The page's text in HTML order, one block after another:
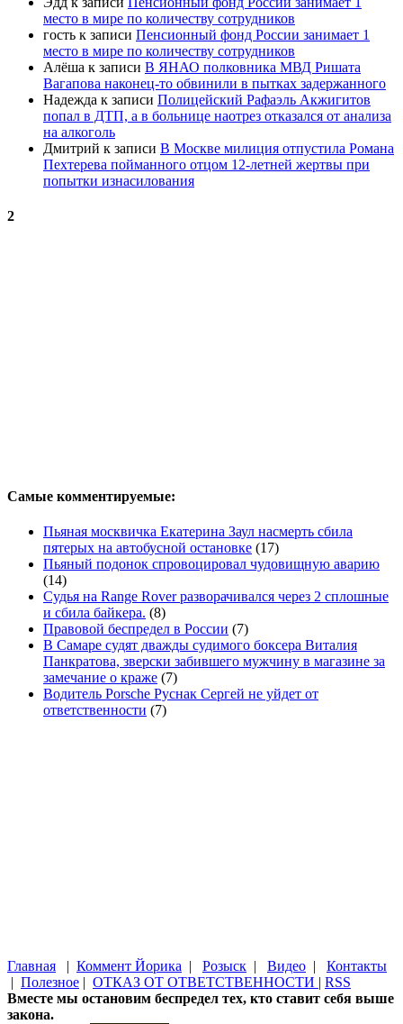
место в мире по количеству сотрудников
гость к записи Пенсионный фонд России занимает 1
место в мире по количеству сотрудников
Алёша к записи В ЯНАО полковника МВД Ришата
Вагапова наконец-то обвинили в пытках задержанного
Надежда к записи Полицейский Рафаэль Акжигитов
попал в ДТП, а в больнице наотрез отказался от анализа
на алкоголь
Дмитрий к записи В Москве милиция отпустила Романа
Пехтерева пойманного отцом 12-летней жертвы при
попытки изнасилования
2
Самые комментируемые:
Пьяная москвичка Екатерина Заул насмерть сбила
пятерых на автобусной остановке (17)
Пьяный подонок спровоцировал чудовищную аварию
(14)
Судья на Range Rover разворачивался через 2 сплошные
и сбила байкера. (8)
Правовой беспредел в России (7)
В Самаре судят дважды судимого боксера Виталия
Панкратова, зверски забившего мужчину в магазине за
замечание о краже (7)
Водитель Porsche Руснак Сергей не уйдет от
ответственности (7)
Главная | Коммент Йорика | Розыск | Видео | Контакты
| Полезное | ОТКАЗ ОТ ОТВЕТСТВЕННОСТИ | RSS
Вместе мы остановим беспредел тех, кто ставит себя выше
закона.